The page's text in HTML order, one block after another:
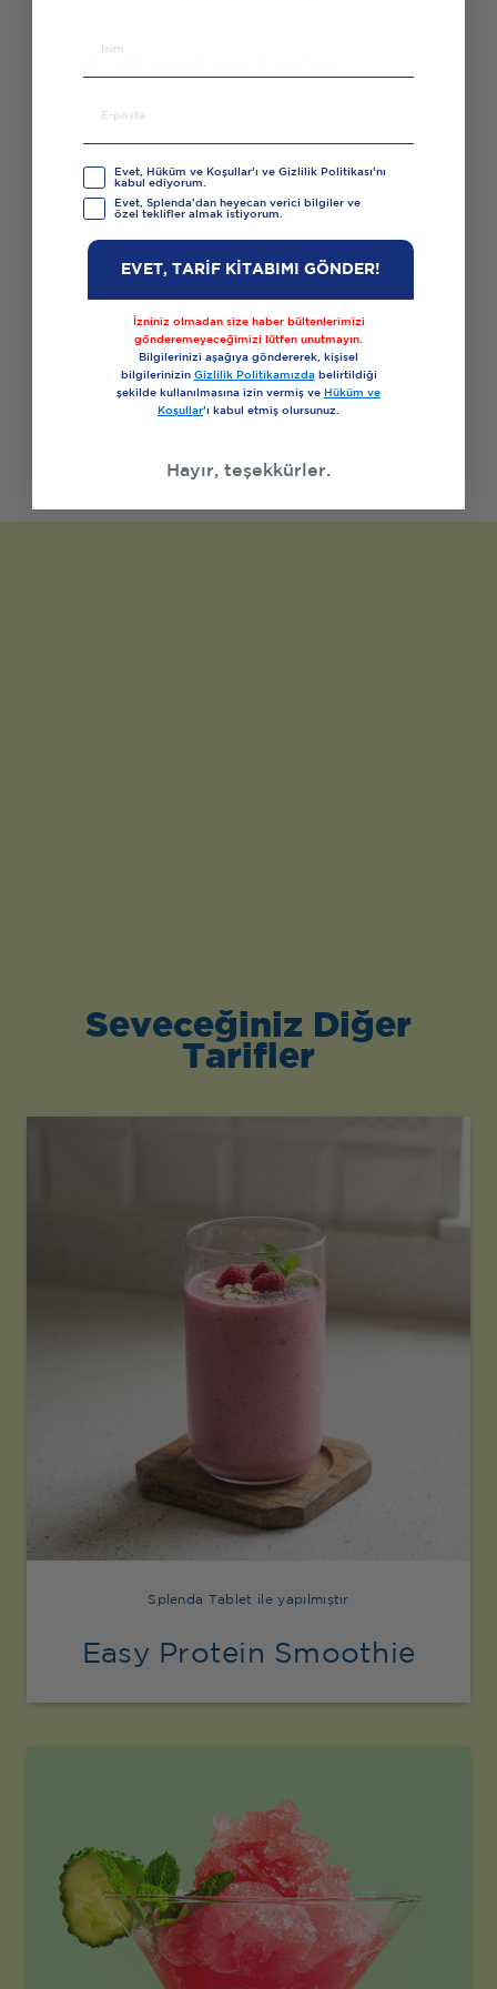
Kullanılan Ürün
Splenda Granül
SATIN AL
Seveceğiniz Diğer
Tarifler
Splenda Tablet ile yapılmıştır
Easy Protein Smoothie
Evet, Hüküm ve Koşullar’ı ve Gizlilik Politikası’nı
kabul ediyorum.
Evet, Splenda'dan heyecan verici bilgiler ve
özel teklifler almak istiyorum.
EVET, TARİF KİTABIMI GÖNDER!
İzniniz olmadan size haber bültenlerimizi
gönderemeyeceğimizi lütfen unutmayın.
Bilgilerinizi aşağıya göndererek, kişisel
bilgilerinizin Gizlilik Politikamızdabelirtildiği
şekilde kullanılmasına izin vermiş ve Hüküm ve
Koşullar’ı kabul etmiş olursunuz.
Hayır, teşekkürler.